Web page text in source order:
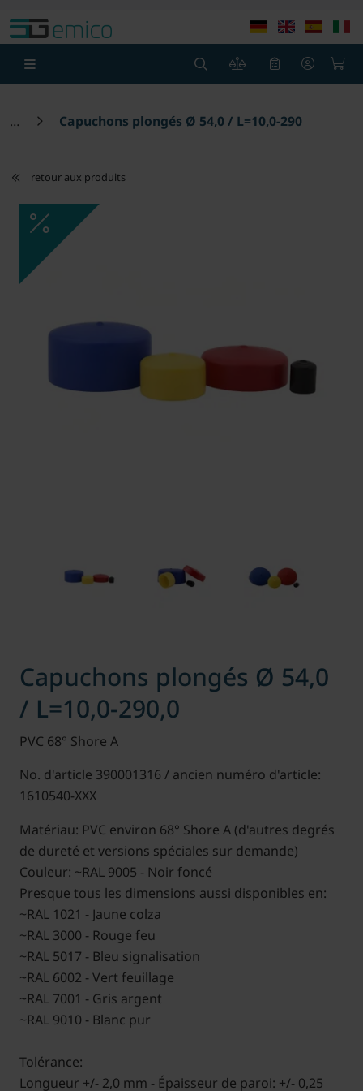
Capuchons plongés Ø 54,0 / L=10,0-290,0
retour aux produits
Capuchons plongés Ø 54,0
/ L=10,0-290,0
PVC 68° Shore A
No. d'article 390001316 / ancien numéro d'article:
1610540-XXX
Matériau: PVC environ 68° Shore A (d'autres degrés
de dureté et versions spéciales sur demande)
Couleur: ~RAL 9005 - Noir foncé
Presque tous les dimensions aussi disponibles en:
~RAL 1021 - Jaune colza
~RAL 3000 - Rouge feu
~RAL 5017 - Bleu signalisation
~RAL 6002 - Vert feuillage
~RAL 7001 - Gris argent
~RAL 9010 - Blanc pur
Tolérance:
Longueur +/- 2,0 mm - Épaisseur de paroi: +/- 0,25